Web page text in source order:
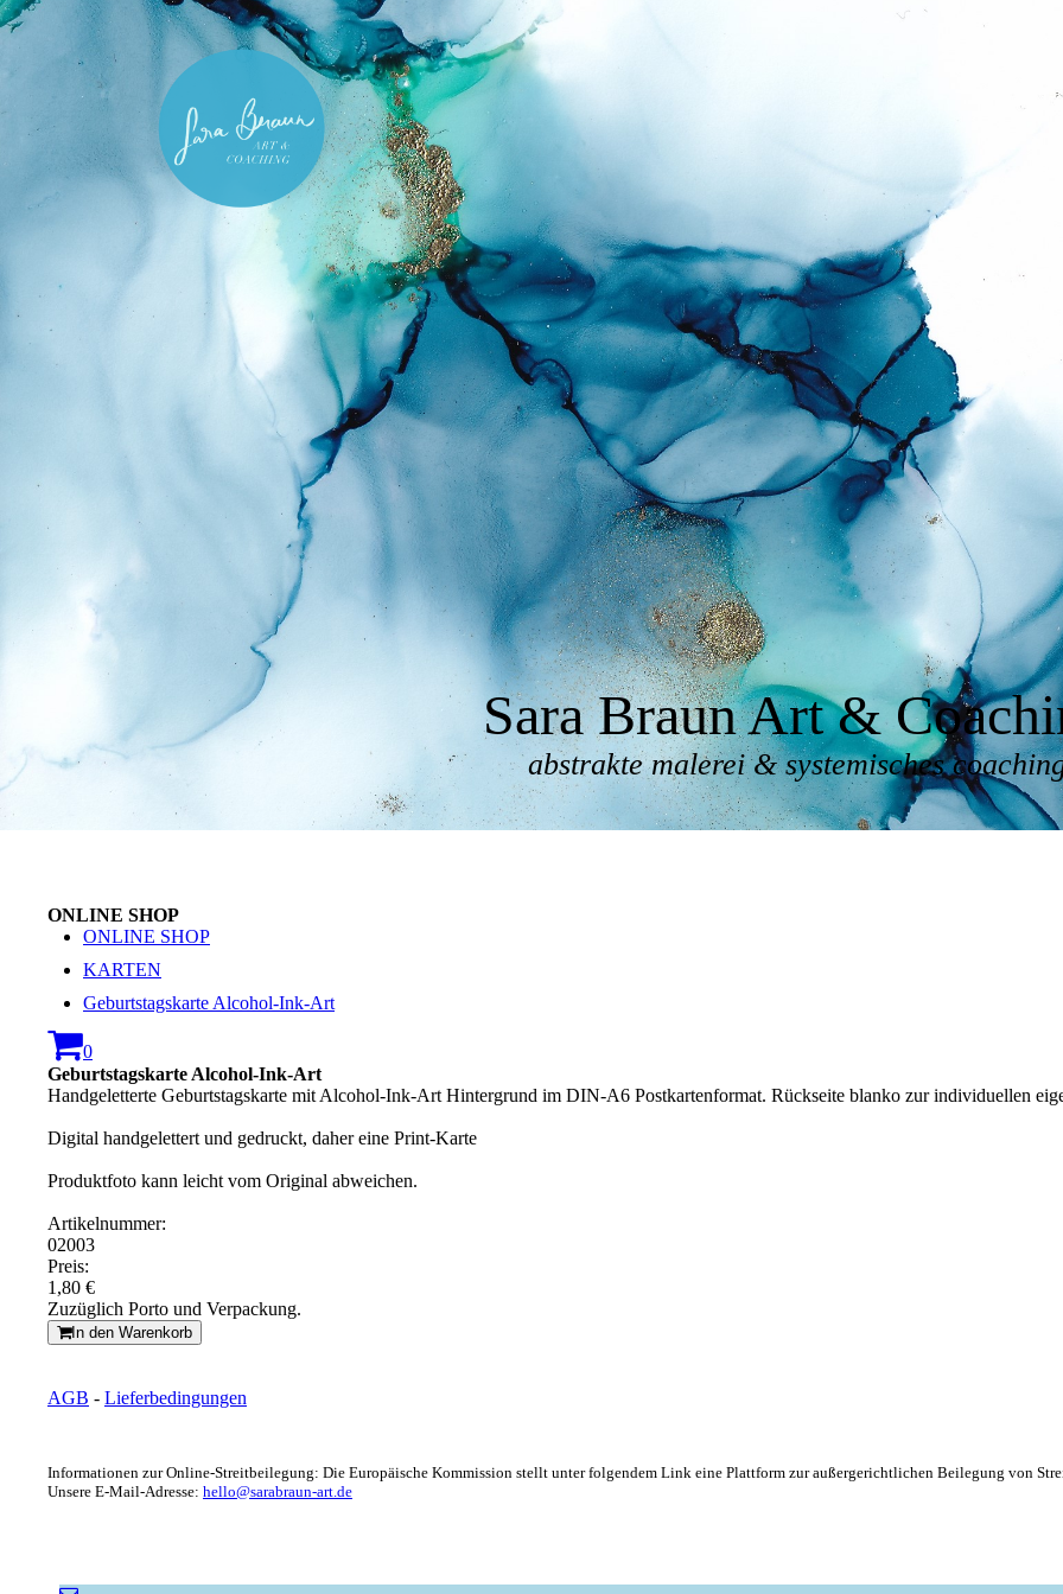
Sara Braun Art &
abstrakte malerei & systemisches
ONLINE SHOP
ONLINE SHOP
KARTEN
Geburtstagskarte Alcohol-Ink-Art
0
Geburtstagskarte Alcohol-Ink-Art
Handgeletterte Geburtstagskarte mit Alcohol-Ink-Art Hintergrund im DIN-A6 Postkartenformat. Rückseite blanko zur individuellen
Digital handgelettert und gedruckt, daher eine Print-Karte
Produktfoto kann leicht vom Original abweichen.
Artikelnummer:
02003
Preis:
1,80 €
Zuzüglich Porto und Verpackung.
In den Warenkorb
AGB - Lieferbedingungen
Informationen zur Online-Streitbeilegung: Die Europäische Kommission stellt unter folgendem Link eine Plattform zur außergerichtlichen Beilegung von
Unsere E-Mail-Adresse: hello@sarabraun-art.de